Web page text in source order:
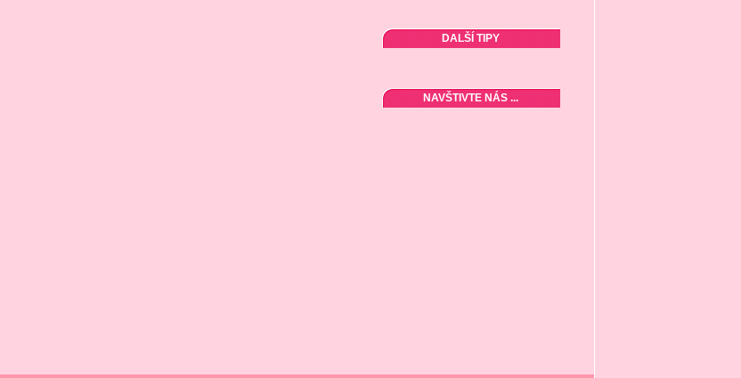
DALŠÍ TIPY
NAVŠTIVTE NÁS ...